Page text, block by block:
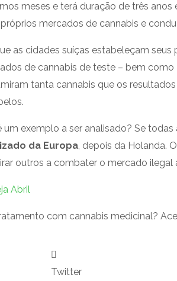
meses e terá duração de três
mercados de cannabis e
as cidades suíças estabeleçam
de cannabis de teste – bem
tanta cannabis que os
um exemplo a ser analisado? Se
da Europa, depois da Holanda.
outros a combater o mercado
Abril
com cannabis medicinal?
Twitter